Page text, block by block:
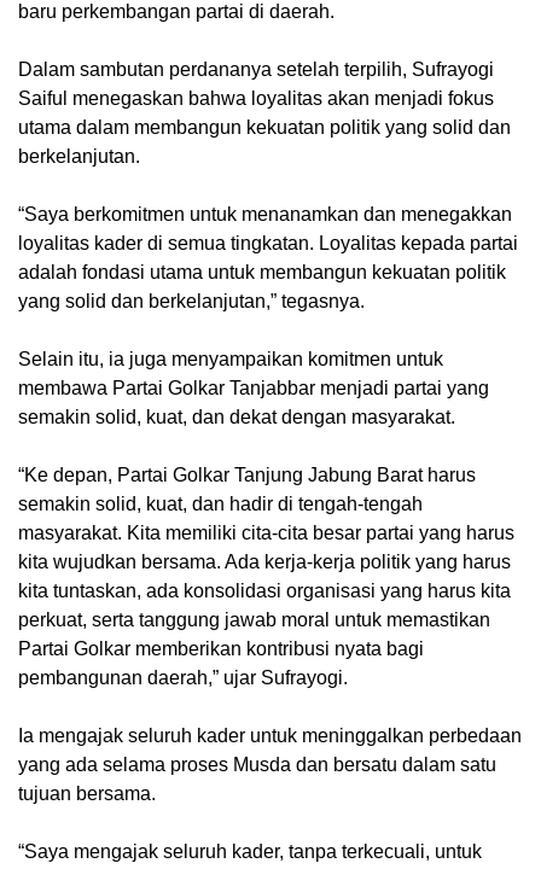
baru perkembangan partai di daerah.
Dalam sambutan perdananya setelah terpilih, Sufrayogi
Saiful menegaskan bahwa loyalitas akan menjadi fokus
utama dalam membangun kekuatan politik yang solid dan
berkelanjutan.
“Saya berkomitmen untuk menanamkan dan menegakkan
loyalitas kader di semua tingkatan. Loyalitas kepada partai
adalah fondasi utama untuk membangun kekuatan politik
yang solid dan berkelanjutan,” tegasnya.
Selain itu, ia juga menyampaikan komitmen untuk
membawa Partai Golkar Tanjabbar menjadi partai yang
semakin solid, kuat, dan dekat dengan masyarakat.
“Ke depan, Partai Golkar Tanjung Jabung Barat harus
semakin solid, kuat, dan hadir di tengah-tengah
masyarakat. Kita memiliki cita-cita besar partai yang harus
kita wujudkan bersama. Ada kerja-kerja politik yang harus
kita tuntaskan, ada konsolidasi organisasi yang harus kita
perkuat, serta tanggung jawab moral untuk memastikan
Partai Golkar memberikan kontribusi nyata bagi
pembangunan daerah,” ujar Sufrayogi.
Ia mengajak seluruh kader untuk meninggalkan perbedaan
yang ada selama proses Musda dan bersatu dalam satu
tujuan bersama.
“Saya mengajak seluruh kader, tanpa terkecuali, untuk